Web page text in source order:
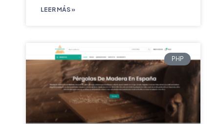
LEER MÁS »
PHP